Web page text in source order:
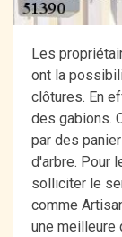
Les
ont la
clôtures. En
des gabions.
par des
d'arbre. Pour
solliciter le
comme
une meilleure